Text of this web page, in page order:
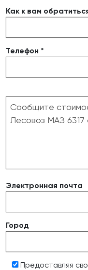
Как к вам
Телефон *
Электронная почта
Город
Предоставляя